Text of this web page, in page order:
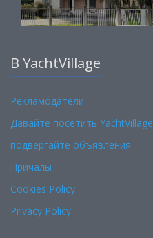
В YachtVillage
Рекламодатели
Давайте посетить YachtVillage
подвергайте объявления
Причалы
Cookies Policy
Privacy Policy